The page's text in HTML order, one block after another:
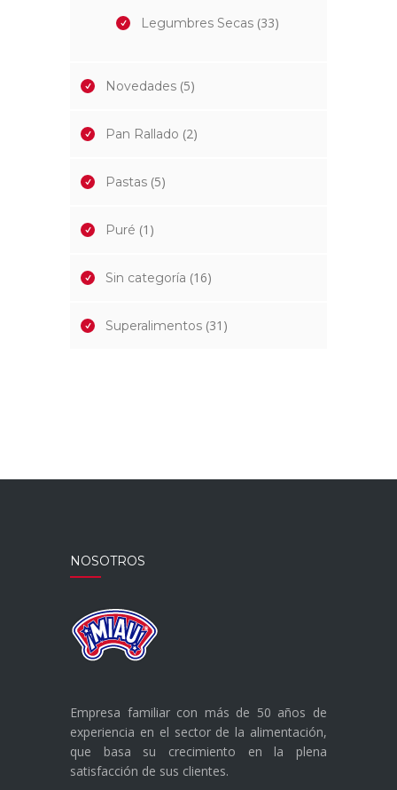
Legumbres Secas (33)
Novedades (5)
Pan Rallado (2)
Pastas (5)
Puré (1)
Sin categoría (16)
Superalimentos (31)
NOSOTROS
Empresa familiar con más de 50 años de
experiencia en el sector de la alimentación,
que basa su crecimiento en la plena
satisfacción de sus clientes.